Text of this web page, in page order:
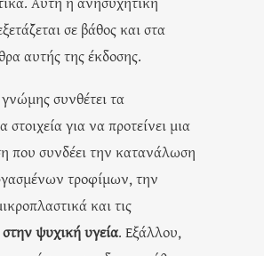
σε βάθος και στα
αυτής της έκδοσης.
συνθέτει τα
για να προτείνει μια
που συνδέει την κατανάλωση
τροφίμων, την
και τις
στην ψυχική υγεία. Εξάλλου,